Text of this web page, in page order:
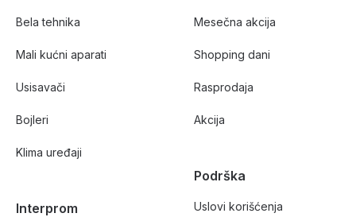
Bela tehnika
Mali kućni aparati
Usisavači
Bojleri
Klima uređaji
Interprom
Mesečna akcija
Shopping dani
Rasprodaja
Akcija
Podrška
Uslovi korišćenja